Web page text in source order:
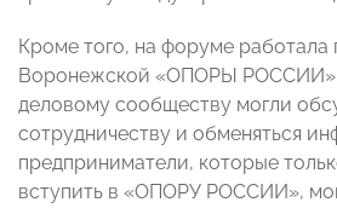
Кроме того, на форуме работала
Воронежской «ОПОРЫ РОССИИ».
деловому сообществу могли
сотрудничеству и обменяться
предприниматели, которые
вступить в «ОПОРУ РОССИИ»,